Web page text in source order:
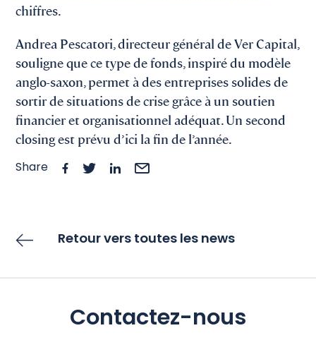
chiffres.
Andrea Pescatori, directeur général de Ver Capital,
souligne que ce type de fonds, inspiré du modèle
anglo-saxon, permet à des entreprises solides de
sortir de situations de crise grâce à un soutien
financier et organisationnel adéquat. Un second
closing est prévu d’ici la fin de l’année.
Share
Retour vers toutes les news
Contactez-nous